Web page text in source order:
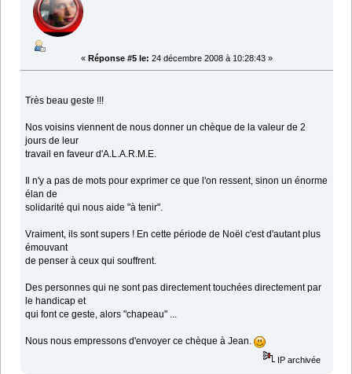
« Réponse #5 le: 24 décembre 2008 à 10:28:43 »
Très beau geste !!!
Nos voisins viennent de nous donner un chèque de la valeur de 2
jours de leur
travail en faveur d'A.L.A.R.M.E.
Il n'y a pas de mots pour exprimer ce que l'on ressent, sinon un énorme
élan de
solidarité qui nous aide "à tenir".
Vraiment, ils sont supers ! En cette période de Noël c'est d'autant plus
émouvant
de penser à ceux qui souffrent.
Des personnes qui ne sont pas directement touchées directement par
le handicap et
qui font ce geste, alors "chapeau" ...
Nous nous empressons d'envoyer ce chèque à Jean.
IP archivée